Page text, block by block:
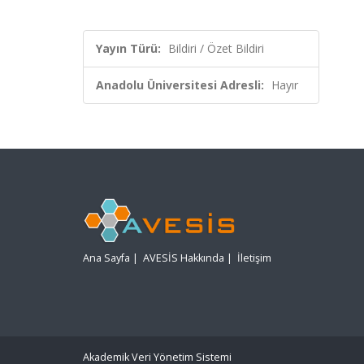
Yayın Türü: Bildiri / Özet Bildiri
Anadolu Üniversitesi Adresli: Hayır
Ana Sayfa | AVESİS Hakkında | İletişim
Akademik Veri Yönetim Sistemi